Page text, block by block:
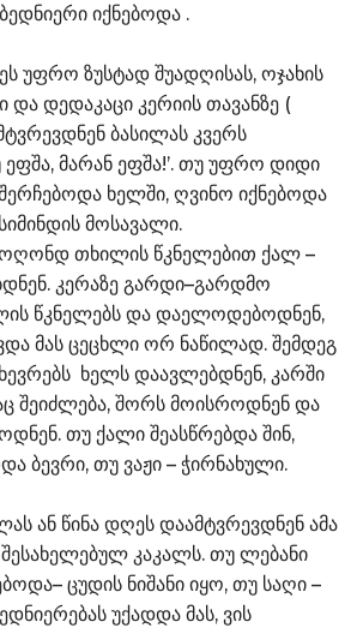
იქნებოდა .
უფრო ზუსტად შუადღისას, ოჯახის
და დედაკაცი კერიის თავანზე (
ბასილას კვერს
ეფშა, მარან ეფშა!’. თუ უფრო დიდი
შერჩებოდა ხელში, ღვინო იქნებოდა
მოსავალი.
ოღონდ თხილის წკნელებით ქალ –
კერაზე გარდი–გარდმო
წკნელებს და დაელოდებოდნენ,
მას ცეცხლი ორ ნაწილად. შემდეგ
ხელს დაავლებდნენ, კარში
შეიძლება, შორს მოისროდნენ და
თუ ქალი შეასწრებდა შინ,
ბევრი, თუ ვაჟი – ჭირნახული.
ან წინა დღეს დაამტვრევდნენ ამა
შესახელებულ კაკალს. თუ ლებანი
ცუდის ნიშანი იყო, თუ საღი –
უქადდა მას, ვის